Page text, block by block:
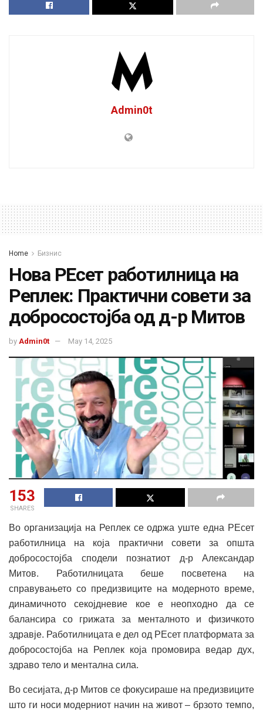
Admin0t
Home Бизнис
Нова РЕсет работилница на
Реплек: Практични совети за
добросостојба од д-р Митов
by Admin0t May 14, 2025
153
SHARES
Во организација на Реплек се одржа уште една РЕсет
работилница на која практични совети за општа
добросостојба сподели познатиот д-р Александар
Митов. Работилницата беше посветена на
справувањето со предизвиците на модерното време,
динамичното секојдневие кое е неопходно да се
балансира со грижата за менталното и физичкото
здравје. Работилницата е дел од РЕсет платформата за
добросостојба на Реплек која промовира ведар дух,
здраво тело и ментална сила.
Во сесијата, д-р Митов се фокусираше на предизвиците
што ги носи модерниот начин на живот – брзото темпо,